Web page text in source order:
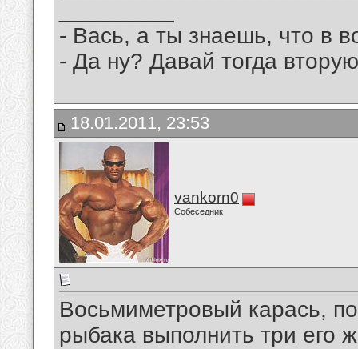
- Вась, а ты знаешь, что в
- Да ну? Давай тогда
18.01.2011, 23:53
vankorn0
Собеседник
Восьмиметровый карась,
рыбака выполнить три его